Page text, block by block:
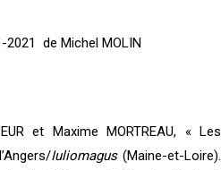
2021 de Michel MOLIN
et Maxime MORTREAU, « Les
Iuliomagus (Maine-et-Loire).